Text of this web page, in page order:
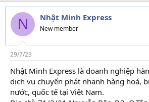
N Nhật Minh Express
New member
29/7/23
Nhật Minh Express là doanh nghiệp
dịch vụ chuyển phát nhanh hàng hoá,
nước, quốc tế tại Việt Nam.